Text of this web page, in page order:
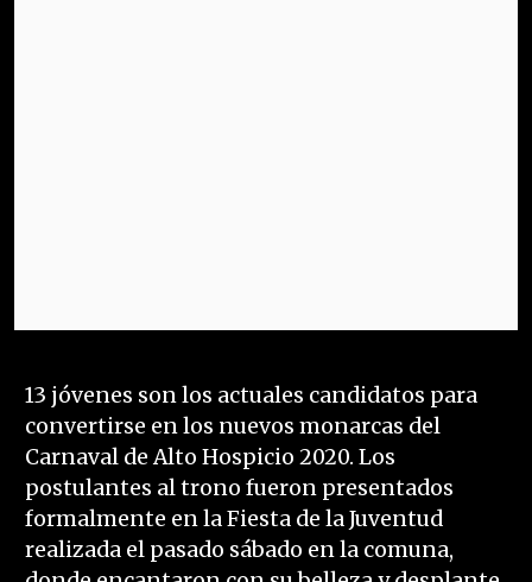
13 jóvenes son los actuales candidatos para
convertirse en los nuevos monarcas del
Carnaval de Alto Hospicio 2020. Los
postulantes al trono fueron presentados
formalmente en la Fiesta de la Juventud
realizada el pasado sábado en la comuna,